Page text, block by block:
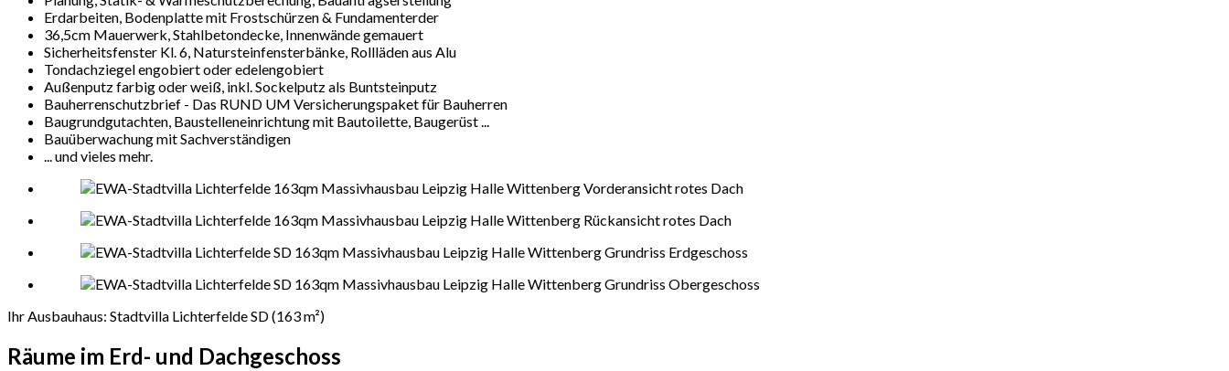
Erdarbeiten, Bodenplatte mit Frostschürzen & Fundamenterder
36,5cm Mauerwerk, Stahlbetondecke, Innenwände gemauert
Sicherheitsfenster Kl. 6, Natursteinfensterbänke, Rollläden aus Alu
Tondachziegel engobiert oder edelengobiert
Außenputz farbig oder weiß, inkl. Sockelputz als Buntsteinputz
Bauherrenschutzbrief - Das RUND UM Versicherungspaket für Bauherren
Baugrundgutachten, Baustelleneinrichtung mit Bautoilette, Baugerüst ...
Bauüberwachung mit Sachverständigen
... und vieles mehr.
Ihr Ausbauhaus: Stadtvilla Lichterfelde SD (163 m²)
Räume im Erd- und Dachgeschoss